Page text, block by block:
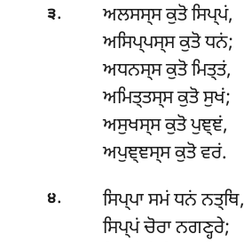
੩.
ਅਲਸਸ੍ਸ ਕੁਤੋ ਸਿਪ੍ਪਂ,
ਅਸਿਪ੍ਪਸ੍ਸ ਕੁਤੋ ਧਨਂ;
ਅਧਨਸ੍ਸ ਕੁਤੋ ਮਿਤ੍ਤਂ,
ਅਮਿਤ੍ਤਸ੍ਸ ਕੁਤੋ ਸੁਖਂ;
ਅਸੁਖਸ੍ਸਕੁਤੋ ਪੁਞ੍ਞਂ,
ਅਪੁਞ੍ਞਸ੍ਸ ਕੁਤੋ ਵਰਂ.
੪.
ਸਿਪ੍ਪਾ ਸਮਂ ਧਨਂ ਨਤ੍ਥਿ,
ਸਿਪ੍ਪਂ ਚੋਰਾ ਨਗਣ੍ਹਰੇ;